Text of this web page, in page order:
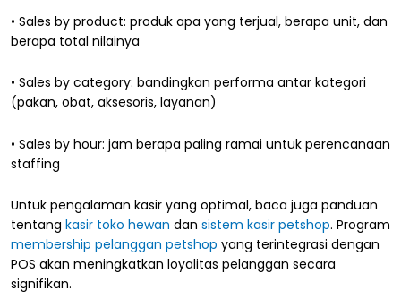
• Sales by product: produk apa yang terjual, berapa unit, dan
berapa total nilainya
• Sales by category: bandingkan performa antar kategori
(pakan, obat, aksesoris, layanan)
• Sales by hour: jam berapa paling ramai untuk perencanaan
staffing
Untuk pengalaman kasir yang optimal, baca juga panduan
tentang kasir toko hewan dan sistem kasir petshop. Program
membership pelanggan petshop yang terintegrasi dengan
POS akan meningkatkan loyalitas pelanggan secara
signifikan.